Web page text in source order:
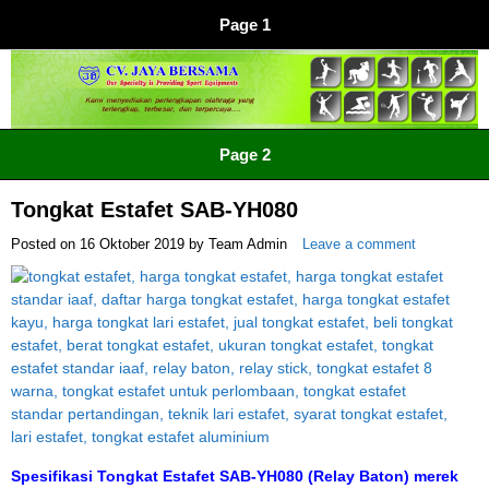
Page 1
CV JAYA BERSAMA Co Id
Menyediakan Semua Perlengkapan Olahraga Yang
Page 2
Tongkat Estafet SAB-YH080
Posted on 16 Oktober 2019 by Team Admin Leave a comment
Spesifikasi Tongkat Estafet SAB-YH080 (Relay Baton) merek